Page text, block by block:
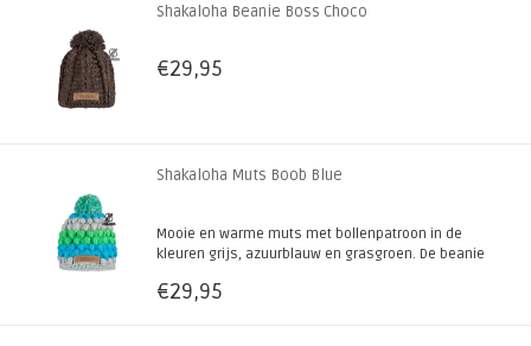
Shakaloha Beanie Boss Choco
€29,95
Shakaloha Muts Boob Blue
Mooie en warme muts met bollenpatroon in de
kleuren grijs, azuurblauw en grasgroen. De beanie
gevoerd. Handgebreid in Nepal.
€29,95